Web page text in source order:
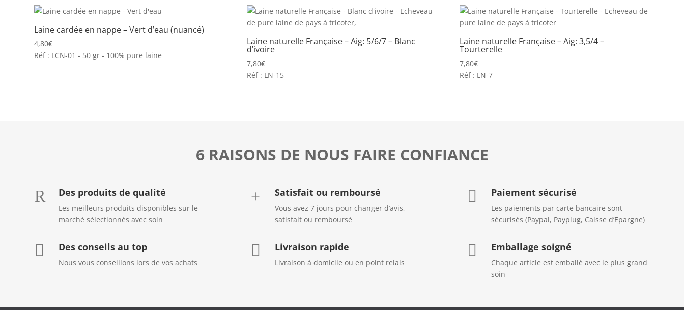
Laine cardée en nappe – Vert d’eau (nuancé)
4,80€
Réf : LCN-01 - 50 gr - 100% pure laine
Laine naturelle Française – Aig: 5/6/7 – Blanc
d’ivoire
7,80€
Réf : LN-15
Laine naturelle Française – Aig: 3,5/4 –
Tourterelle
7,80€
Réf : LN-7
6 RAISONS DE NOUS FAIRE CONFIANCE
R Des produits de qualité
Les meilleurs produits disponibles sur le
marché sélectionnés avec soin
 Des conseils au top
Nous vous conseillons lors de vos achats
+ Satisfait ou remboursé
Vous avez 7 jours pour changer d’avis,
satisfait ou remboursé
 Livraison rapide
Livraison à domicile ou en point relais
 Paiement sécurisé
Les paiements par carte bancaire sont
sécurisés (Paypal, Payplug, Caisse d’Epargne)
 Emballage soigné
Chaque article est emballé avec le plus grand
soin